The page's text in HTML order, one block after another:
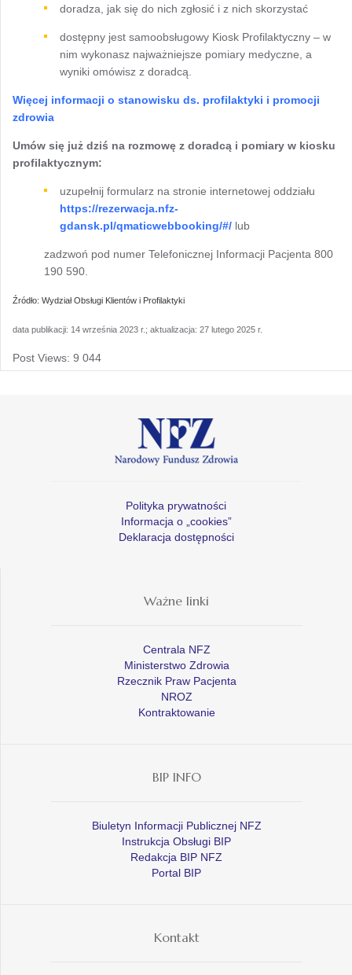
doradza, jak się do nich zgłosić i z nich skorzystać
dostępny jest samoobsługowy Kiosk Profilaktyczny – w
nim wykonasz najważniejsze pomiary medyczne, a
wyniki omówisz z doradcą.
Więcej informacji o stanowisku ds. profilaktyki i promocji
zdrowia
Umów się już dziś na rozmowę z doradcą i pomiary w kiosku
profilaktycznym:
uzupełnij formularz na stronie internetowej oddziału
https://rezerwacja.nfz-
gdansk.pl/qmaticwebbooking/#/ lub
zadzwoń pod numer Telefonicznej Informacji Pacjenta 800
190 590.
Źródło: Wydział Obsługi Klientów i Profilaktyki
data publikacji: 14 września 2023 r.; aktualizacja: 27 lutego 2025 r.
Post Views: 9 044
Polityka prywatności
Informacja o „cookies”
Deklaracja dostępności
Ważne linki
Centrala NFZ
Ministerstwo Zdrowia
Rzecznik Praw Pacjenta
NROZ
Kontraktowanie
BIP INFO
Biuletyn Informacji Publicznej NFZ
Instrukcja Obsługi BIP
Redakcja BIP NFZ
Portal BIP
Kontakt